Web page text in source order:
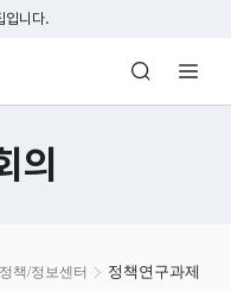
로가기
입니다.
Korea Media
의
정책/정보센터 정책연구과제